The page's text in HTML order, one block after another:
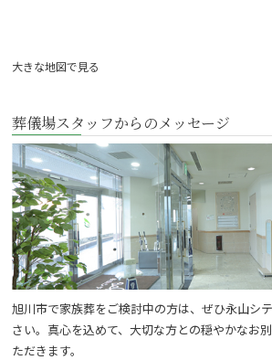
大きな地図で見る
葬儀場スタッフからのメッセージ
旭川市で家族葬をご検討中の方は、ぜひ永山シ
さい。真心を込めて、大切な方との穏やかなお
ただきます。